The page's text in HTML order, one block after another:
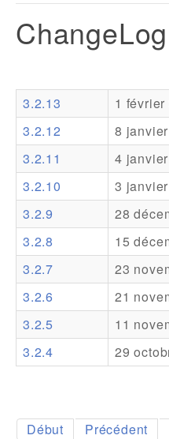
Documentation
Ressources
Addons
Theme Packs
Translation Packs
Support
Forum
Support Pro
ChangeLog
3.2.13
1 février
3.2.12
8
3.2.11
4
3.2.10
3
3.2.9
28
3.2.8
15
3.2.7
23
3.2.6
21
3.2.5
11
3.2.4
29
Début Précédent